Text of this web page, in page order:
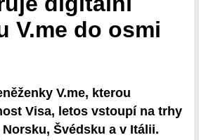
V.me do osmi
V.me, kterou
Visa, letos vstoupí na trhy
Švédsku a v Itálii.